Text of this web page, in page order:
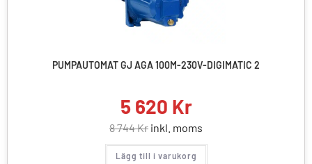
PUMPAUTOMAT GJ AGA 100M-230V-DIGIMATIC 2
5 620 Kr
8 744Kr inkl. moms
Lägg till i varukorg